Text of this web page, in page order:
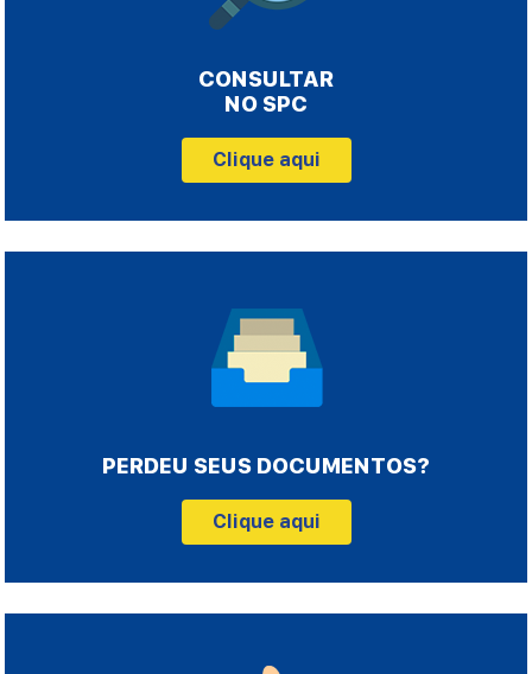
CONSULTAR
NO SPC
Clique aqui
PERDEU SEUS DOCUMENTOS?
Clique aqui